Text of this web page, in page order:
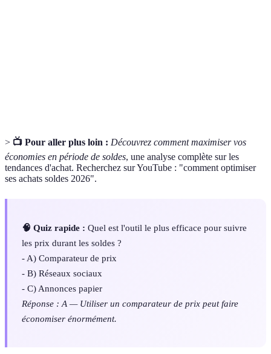
> 📺 Pour aller plus loin : Découvrez comment maximiser vos
économies en période de soldes, une analyse complète sur les
tendances d'achat. Recherchez sur YouTube : "comment optimiser
ses achats soldes 2026".
🧠 Quiz rapide : Quel est l'outil le plus efficace pour suivre
les prix durant les soldes ?
- A) Comparateur de prix
- B) Réseaux sociaux
- C) Annonces papier
Réponse : A — Utiliser un comparateur de prix peut faire
économiser énormément.